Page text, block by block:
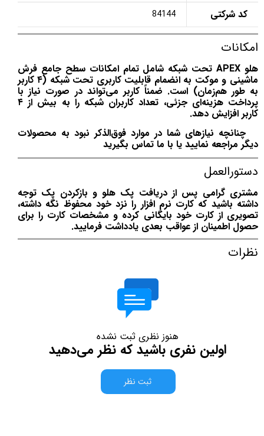
کد شرکتی 84144
امکانات
هلو APEX تحت شبکه شامل تمام امکانات سطح جامع فرش
ماشینی و موکت به انضمام قابلیت کاربری تحت شبکه (۴ کاربر
به طور هم‌زمان) است. ضمناً کاربر می‌تواند در صورت نیاز با
پرداخت هزینه‌ای جزئی، تعداد کاربران شبکه را به بیش از ۴
کاربر افزایش دهد.
چنانچه نیازهای شما در موارد فوق‌الذکر نبود به محصولات
دیگر مراجعه نمایید یا با ما تماس بگیرید
دستورالعمل
مشتری گرامی پس از دریافت پک هلو و بازکردن پک توجه
داشته باشید که کارت نرم افزار را نزد خود محفوظ نگه داشته،
تصویری از کارت خود بایگانی کرده و مشخصات کارت را برای
حصول اطمینان از عواقب بعدی یادداشت فرمایید.
نظرات
هنوز نظری ثبت نشده
اولین نفری باشید که نظر می‌دهید
ثبت نظر